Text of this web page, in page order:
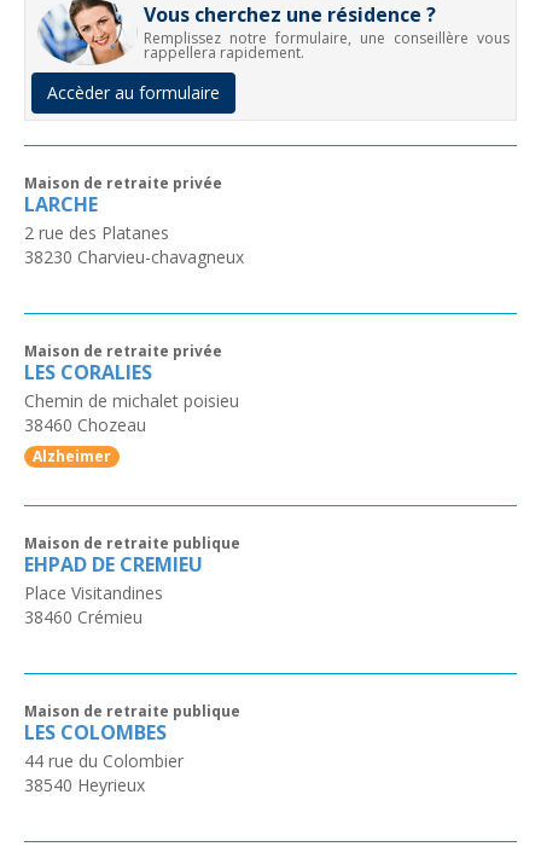
Vous cherchez une résidence ?
Remplissez notre formulaire, une conseillère vous
rappellera rapidement.
Accèder au formulaire
Maison de retraite privée
LARCHE
2 rue des Platanes
38230 Charvieu-chavagneux
Maison de retraite privée
LES CORALIES
Chemin de michalet poisieu
38460 Chozeau
Alzheimer
Maison de retraite publique
EHPAD DE CREMIEU
Place Visitandines
38460 Crémieu
Maison de retraite publique
LES COLOMBES
44 rue du Colombier
38540 Heyrieux